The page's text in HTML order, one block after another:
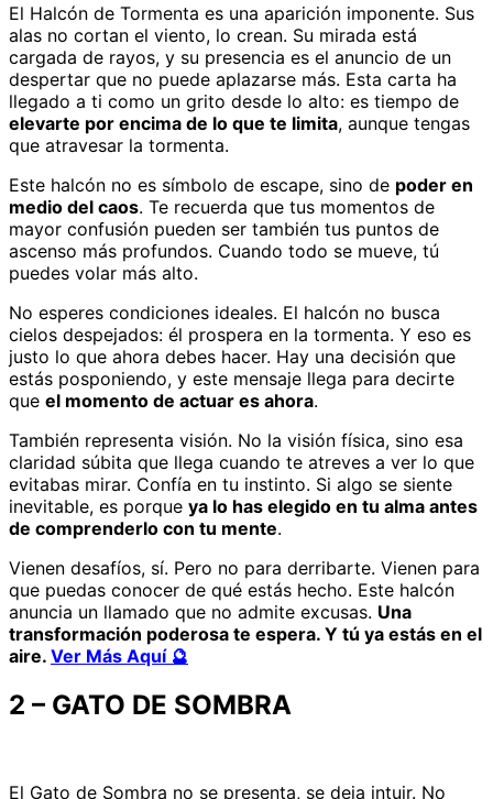
El Halcón de Tormenta es una aparición imponente. Sus
alas no cortan el viento, lo crean. Su mirada está
cargada de rayos, y su presencia es el anuncio de un
despertar que no puede aplazarse más. Esta carta ha
llegado a ti como un grito desde lo alto: es tiempo de
elevarte por encima de lo que te limita, aunque tengas
que atravesar la tormenta.
Este halcón no es símbolo de escape, sino de poder en
medio del caos. Te recuerda que tus momentos de
mayor confusión pueden ser también tus puntos de
ascenso más profundos. Cuando todo se mueve, tú
puedes volar más alto.
No esperes condiciones ideales. El halcón no busca
cielos despejados: él prospera en la tormenta. Y eso es
justo lo que ahora debes hacer. Hay una decisión que
estás posponiendo, y este mensaje llega para decirte
que el momento de actuar es ahora.
También representa visión. No la visión física, sino esa
claridad súbita que llega cuando te atreves a ver lo que
evitabas mirar. Confía en tu instinto. Si algo se siente
inevitable, es porque ya lo has elegido en tu alma antes
de comprenderlo con tu mente.
Vienen desafíos, sí. Pero no para derribarte. Vienen para
que puedas conocer de qué estás hecho. Este halcón
anuncia un llamado que no admite excusas. Una
transformación poderosa te espera. Y tú ya estás en el
aire. Ver Más Aquí 🔮
2 – GATO DE SOMBRA
El Gato de Sombra no se presenta, se deja intuir. No